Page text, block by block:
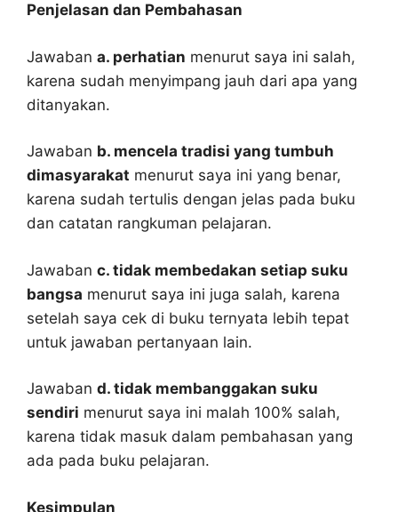
Penjelasan dan Pembahasan
Jawaban a. perhatian menurut saya ini salah,
karena sudah menyimpang jauh dari apa yang
ditanyakan.
Jawaban b. mencela tradisi yang tumbuh
dimasyarakat menurut saya ini yang benar,
karena sudah tertulis dengan jelas pada buku
dan catatan rangkuman pelajaran.
Jawaban c. tidak membedakan setiap suku
bangsa menurut saya ini juga salah, karena
setelah saya cek di buku ternyata lebih tepat
untuk jawaban pertanyaan lain.
Jawaban d. tidak membanggakan suku
sendiri menurut saya ini malah 100% salah,
karena tidak masuk dalam pembahasan yang
ada pada buku pelajaran.
Kesimpulan